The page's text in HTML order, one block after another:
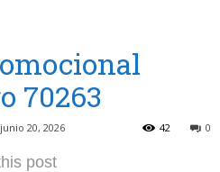
70263
junio 20, 2026 0
42
post